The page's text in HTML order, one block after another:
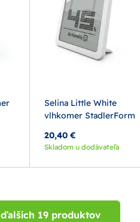
Selina Little White
vlhkomer StadlerForm
20,40 €
Skladom u dodávateľa
19 produktov